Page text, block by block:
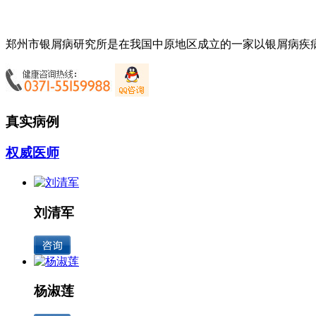
郑州市银屑病研究所是在我国中原地区成立的一家以银屑病
真实病例
权威医师
刘清军
杨淑莲